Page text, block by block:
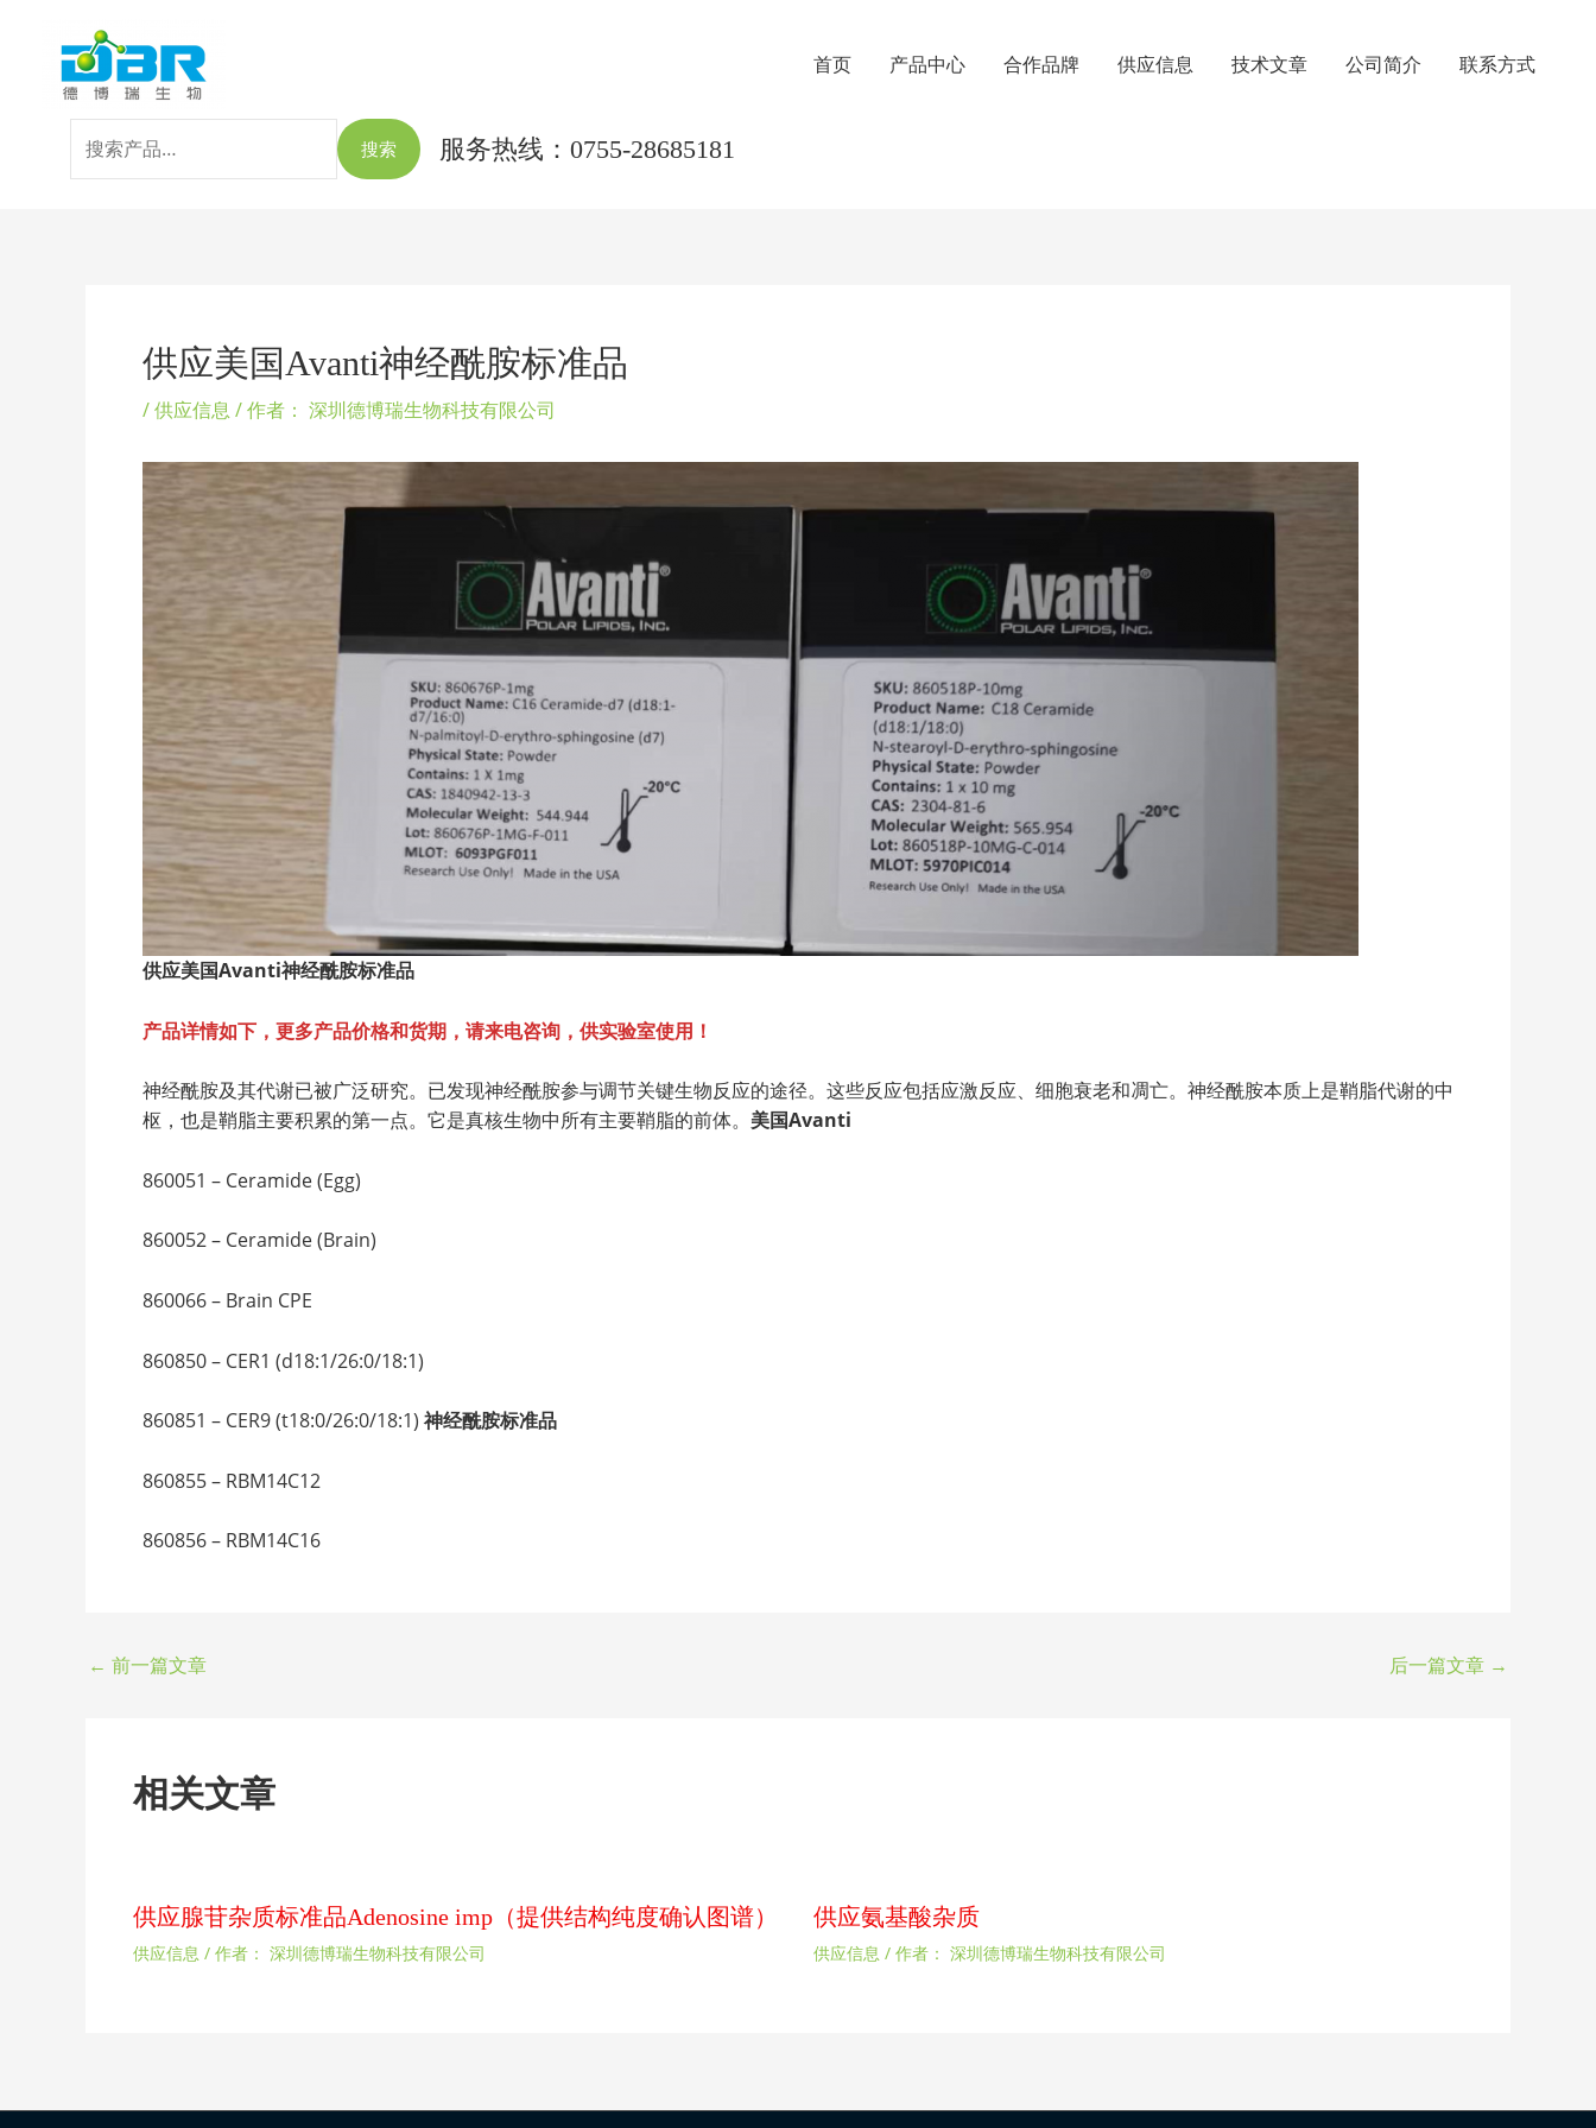
首页 产品中心 合作品牌 供应信息 技术文章 公司简介 联系方式
索：
搜索 服务热线：0755-28685181
供应美国Avanti神经酰胺标准品
/供应信息 / 作者： 深圳德博瑞生物科技有限公司
供应美国Avanti神经酰胺标准品
产品详情如下，更多产品价格和货期，请来电咨询，供实验室使用！
神经酰胺及其代谢已被广泛研究。已发现神经酰胺参与调节关键生物反应的途径。这些反应包括应激反应、细胞衰老和凋亡。神经酰胺本质上是鞘脂代谢的中
枢，也是鞘脂主要积累的第一点。它是真核生物中所有主要鞘脂的前体。 美国Avanti
860051 – Ceramide (Egg)
860052 – Ceramide (Brain)
860066 – Brain CPE
860850 – CER1 (d18:1/26:0/18:1)
860851 – CER9 (t18:0/26:0/18:1) 神经酰胺标准品
860855 – RBM14C12
860856 – RBM14C16
← 前一篇文章 后一篇文章 →
相关文章
供应腺苷杂质标准品Adenosine imp（提供结构纯度确认图谱）
供应信息 / 作者： 深圳德博瑞生物科技有限公司
供应氨基酸杂质
供应信息 / 作者： 深圳德博瑞生物科技有限公司